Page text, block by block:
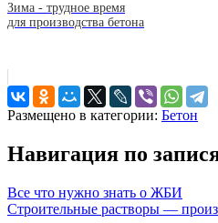
Зима - трудное время
для производства бетона
Размещено в категории: Бетон
Навигация по
Все что нужно знать о ЖБИ
Строительные растворы —